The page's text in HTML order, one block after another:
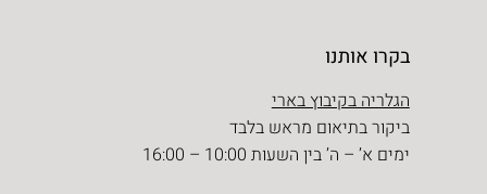
בקרו אותנו
הגלריה בקיבוץ בארי
ביקור בתיאום מראש בלבד
ימים א’ – ה’ בין השעות 10:00 – 16:00